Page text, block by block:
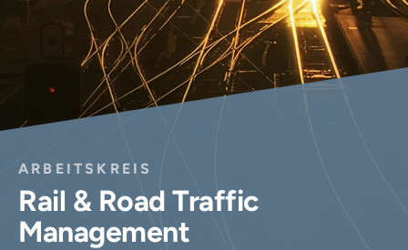
ARBEITSKREIS
Rail & Road Traffic
Management